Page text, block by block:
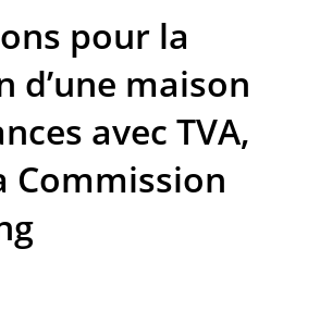
pour la
d’une maison
avec TVA,
Commission